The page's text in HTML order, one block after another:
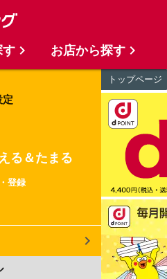
定
る＆たまる
登録
トップページ
す お店から探す